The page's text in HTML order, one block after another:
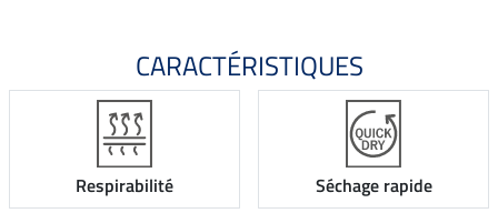
CARACTÉRISTIQUES
Respirabilité Séchage rapide